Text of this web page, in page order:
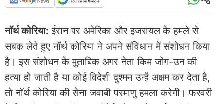
नॉर्थ कोरिया: ईरान पर अमेरिका और इजरायल के हमले से
सबक लेते हुए नॉर्थ कोरिया ने अपने संविधान में संशोधन किया
है। इस संशोधन के मुताबिक अगर नेता किम जोंग-उन की
हत्या हो जाती है या कोई विदेशी दुश्मन उन्हें अक्षम कर देता है,
तो नॉर्थ कोरिया की सेना जवाबी परमाणु हमला करेगी। फरवरी